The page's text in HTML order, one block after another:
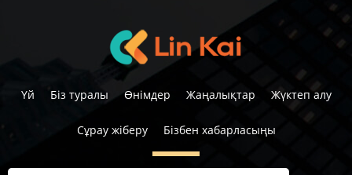
Үй Біз туралы Өнімдер Жаңалықтар Жүктеп алу
Сұрау жіберу Бізбен хабарласыңы